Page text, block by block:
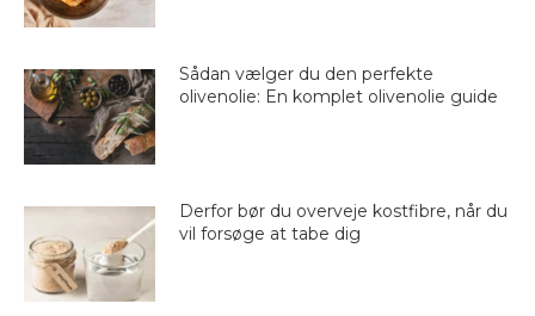
Sådan vælger du den perfekte
olivenolie: En komplet olivenolie guide
Derfor bør du overveje kostfibre, når du
vil forsøge at tabe dig